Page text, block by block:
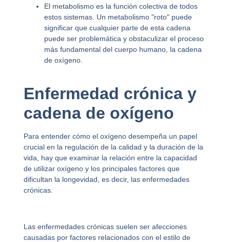
El metabolismo es la función colectiva de todos
estos sistemas. Un metabolismo "roto" puede
significar que cualquier parte de esta cadena
puede ser problemática y obstaculizar el proceso
más fundamental del cuerpo humano, la cadena
de oxígeno.
Enfermedad crónica y
cadena de oxígeno
Para entender cómo el oxígeno desempeña un papel
crucial en la regulación de la calidad y la duración de la
vida, hay que examinar la relación entre la capacidad
de utilizar oxígeno y los principales factores que
dificultan la longevidad, es decir, las enfermedades
crónicas.
Las enfermedades crónicas suelen ser afecciones
causadas por factores relacionados con el estilo de